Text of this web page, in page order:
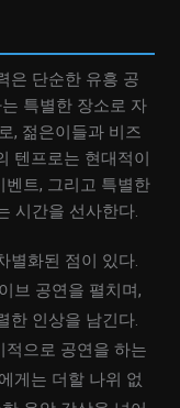
은 단순한 유흥 공
특별한 장소로 자
, 젊은이들과 비즈
텐프로는 현대적이
벤트, 그리고 특별한
시간을 선사한다.
별화된 점이 있다.
브 공연을 펼치며,
한 인상을 남긴다.
적으로 공연을 하는
게는 더할 나위 없